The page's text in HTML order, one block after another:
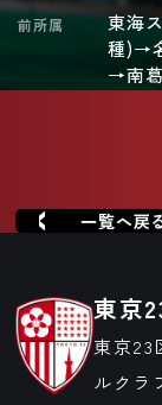
前所属
東海
種)→
→南葛
一覧へ戻
東京
東京23
ルクラ